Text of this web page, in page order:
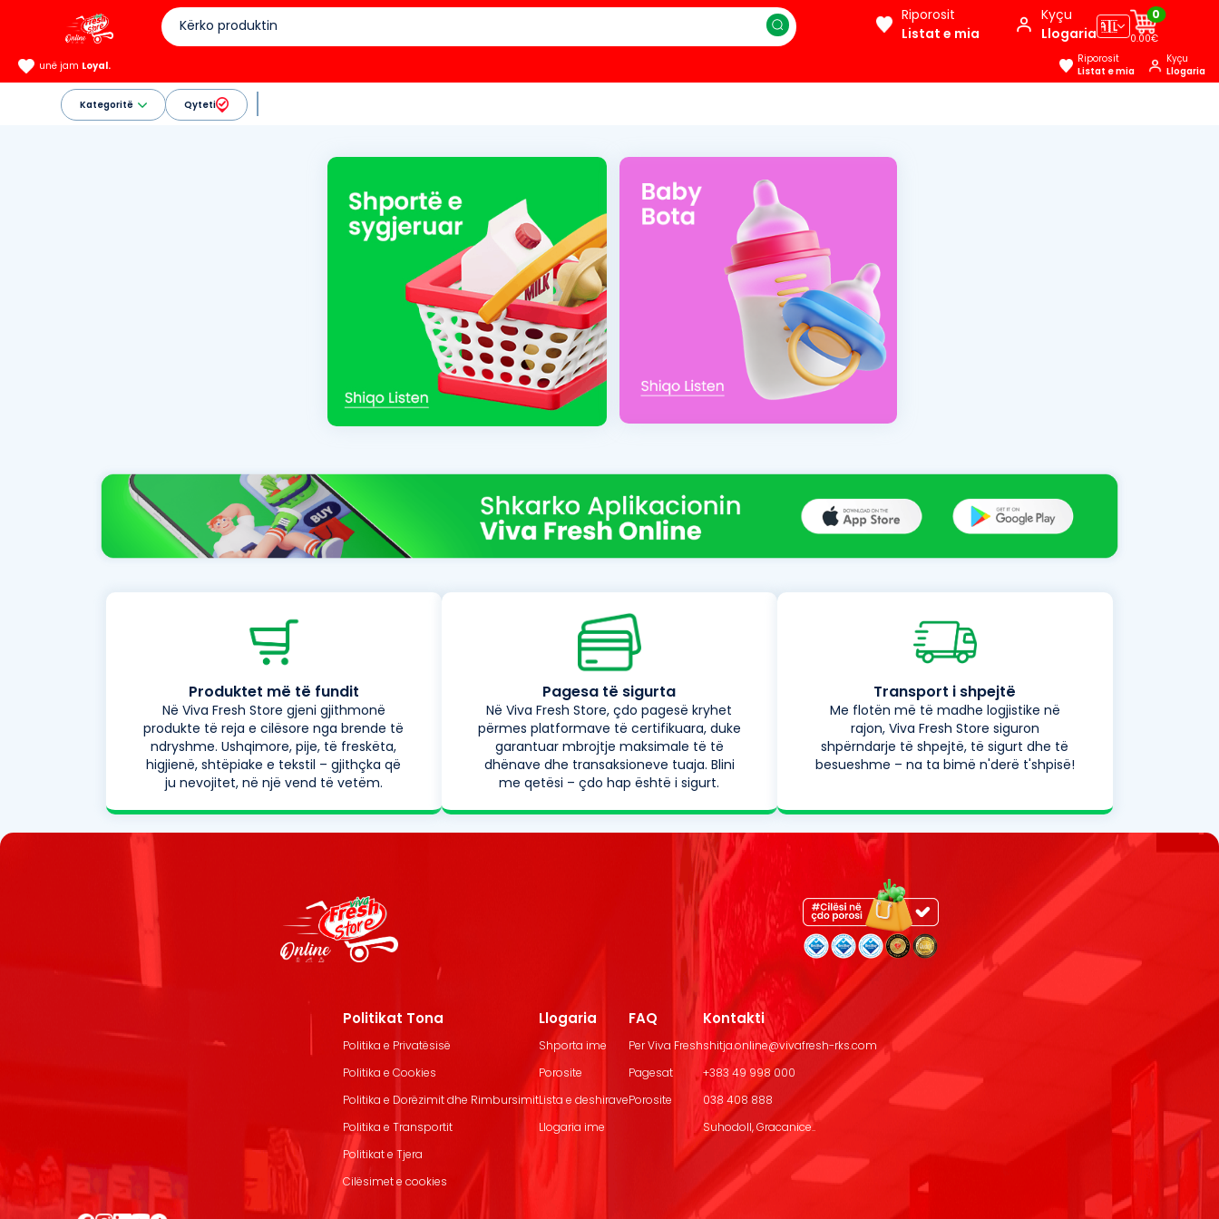
Riporosit
Listat e mia
Kyçu
Llogaria🇦🇱
0
0.00€
unë jam Loyal.
Riporosit
Listat e mia
Kyçu
Llogaria
Kategoritë Qyteti
Produktet më të fundit
Në Viva Fresh Store gjeni gjithmonë
produkte të reja e cilësore nga brende të
ndryshme. Ushqimore, pije, të freskëta,
higjienë, shtëpiake e tekstil – gjithçka që
ju nevojitet, në një vend të vetëm.
Pagesa të sigurta
Në Viva Fresh Store, çdo pagesë kryhet
përmes platformave të certifikuara, duke
garantuar mbrojtje maksimale të të
dhënave dhe transaksioneve tuaja. Blini
me qetësi – çdo hap është i sigurt.
Transport i shpejtë
Me flotën më të madhe logjistike në
rajon, Viva Fresh Store siguron
shpërndarje të shpejtë, të sigurt dhe të
besueshme – na ta bimë n'derë t'shpisë!
Politikat Tona
Politika e Privatësisë
Politika e Cookies
Politika e Dorëzimit dhe Rimbursimit
Politika e Transportit
Politikat e Tjera
Cilësimet e cookies
Llogaria
Shporta ime
Porosite
Lista e deshirave
Llogaria ime
FAQ
Per Viva Fresh
Pagesat
Porosite
Kontakti
shitja.online@vivafresh-rks.com
+383 49 998 000
038 408 888
Suhodoll, Gracanice..